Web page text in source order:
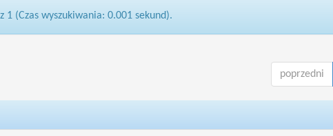
1 (Czas wyszukiwania: 0.001 sekund).
poprzedni